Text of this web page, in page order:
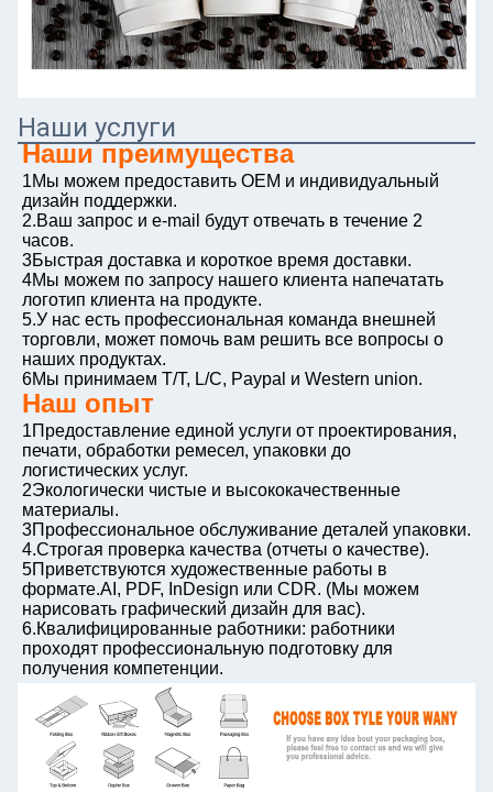
Наши услуги
Наши преимущества
1Мы можем предоставить OEM и индивидуальный
дизайн поддержки.
2.Ваш запрос и e-mail будут отвечать в течение 2
часов.
3Быстрая доставка и короткое время доставки.
4Мы можем по запросу нашего клиента напечатать
логотип клиента на продукте.
5.У нас есть профессиональная команда внешней
торговли, может помочь вам решить все вопросы о
наших продуктах.
6Мы принимаем T/T, L/C, Paypal и Western union.
Наш опыт
1Предоставление единой услуги от проектирования,
печати, обработки ремесел, упаковки до
логистических услуг.
2Экологически чистые и высококачественные
материалы.
3Профессиональное обслуживание деталей упаковки.
4.Строгая проверка качества (отчеты о качестве).
5Приветствуются художественные работы в
формате.AI, PDF, InDesign или CDR. (Мы можем
нарисовать графический дизайн для вас).
6.Квалифицированные работники: работники
проходят профессиональную подготовку для
получения компетенции.